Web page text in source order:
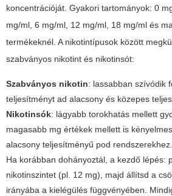
koncentrációját. Gyakori tartományok: 0
mg/ml, 6 mg/ml, 12 mg/ml, 18 mg/ml és
termékeknél. A nikotintípusok között
szabványos nikotint és nikotinsót:
Szabványos nikotin: lassabban szívódik
teljesítményt ad alacsony és közepes
Nikotinsók: lágyabb torokhatás mellett
magasabb mg értékek mellett is
alacsony teljesítményű pod rendszerekhez.
Ha korábban dohányoztál, a kezdő lépés:
nikotinszintet (pl. 12 mg), majd állítsd a
irányába a kielégülés függvényében.